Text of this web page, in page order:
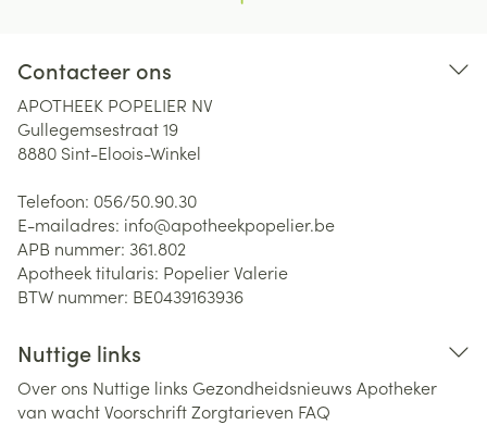
Contacteer ons
APOTHEEK POPELIER NV
Gullegemsestraat 19
8880 Sint-Eloois-Winkel
Telefoon: 056/50.90.30
E-mailadres: info@apotheekpopelier.be
APB nummer: 361.802
Apotheek titularis: Popelier Valerie
BTW nummer: BE0439163936
Nuttige links
Over ons Nuttige links Gezondheidsnieuws Apotheker
van wachtVoorschriftZorgtarieven FAQ